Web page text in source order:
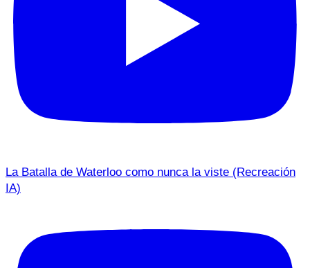
La Batalla de Waterloo como nunca la viste (Recreación
IA)